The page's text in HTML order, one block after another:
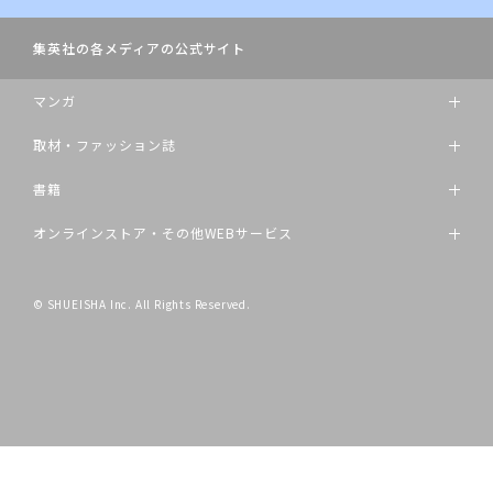
集英社の各メディアの公式サイト
マンガ
取材・ファッション誌
書籍
オンラインストア・その他WEBサービス
© SHUEISHA Inc. All Rights Reserved.